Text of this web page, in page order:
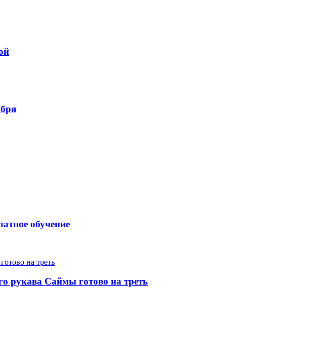
обучение
рукава Саймы готово на треть